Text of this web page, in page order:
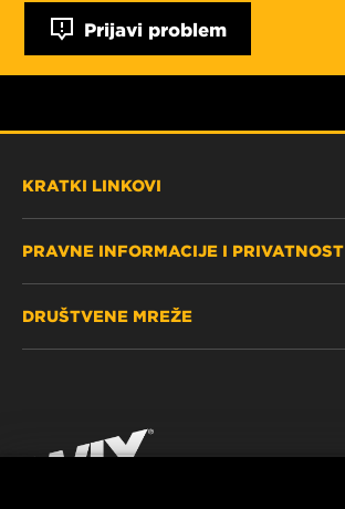
Prijavi problem
KRATKI LINKOVI
GDJE KUPITI
KONTAKTIRAJTE NAS
PRAVNE INFORMACIJE I PRIVATNOST
IMPRESSUM
DRUŠTVENE MREŽE
YouTube